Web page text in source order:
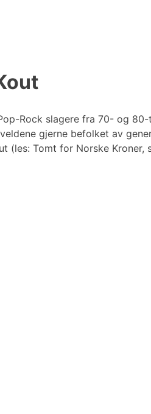
Rock slagere fra 70- og
gjerne befolket av
(les: Tomt for Norske